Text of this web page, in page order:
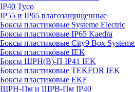
IP40 Тусо
IP55 и IP65 влагозащищенные
Боксы пластиковые Systeme Electric
Боксы пластиковые IP65 Kaedra
Боксы пластиковые City9 Box
Боксы пластиковые IEK
Боксы ЩРН(В)-П IP41 IEK
Боксы пластиковые TEKFOR IEK
Боксы пластиковые EKF
ЩРН-Пм и ЩРВ-Пм IP40